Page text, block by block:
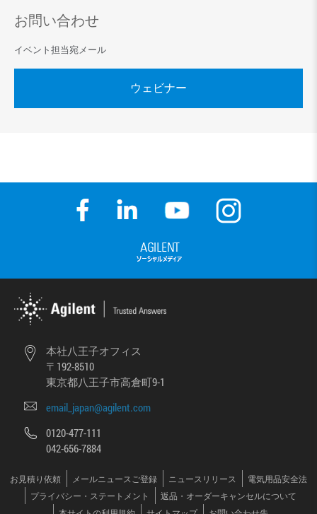
お問い合わせ
イベント担当宛メール
ウェビナー
本社八王子オフィス
〒192-8510
東京都八王子市高倉町9-1
email_japan@agilent.com
0120-477-111
042-656-7884
お見積り依頼 メールニュースご登録 ニュースリリース
電気用品安全法
プライバシー・ステートメント
返品・オーダーキャンセルについて